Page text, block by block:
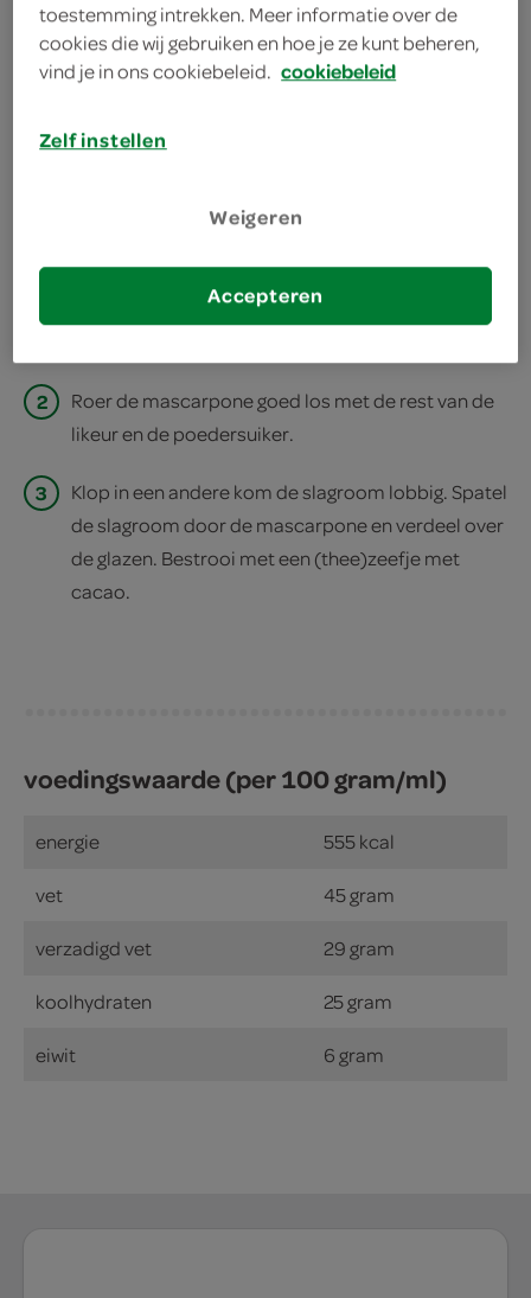
bereiden
deel op twitter
Verdeel de koekkruimels over 2 glazen en druppel
2
Roer de mascarpone goed los met de rest van de
likeur en de poedersuiker.
3
Klop in een andere kom de slagroom lobbig. Spatel
de slagroom door de mascarpone en verdeel over
de glazen. Bestrooi met een (thee)zeefje met
cacao.
voedingswaarde (per 100 gram/ml)
energie 555 kcal
vet 45 gram
verzadigd vet 29 gram
koolhydraten 25 gram
eiwit 6 gram
toestemming intrekken. Meer informatie over de
cookies die wij gebruiken en hoe je ze kunt beheren,
vind je in ons cookiebeleid. cookiebeleid
Zelf instellen
Weigeren
Accepteren